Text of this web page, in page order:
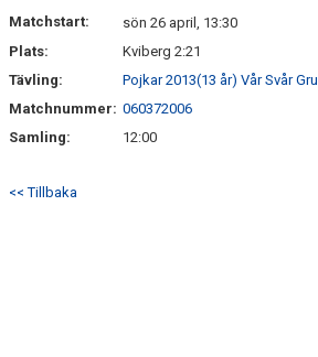
Matchstart:
sön 26 april, 13:30
Plats:
Kviberg 2:21
Tävling:
Pojkar 2013(13 år) Vår Svår
Matchnummer: 060372006
Samling:
12:00
<< Tillbaka